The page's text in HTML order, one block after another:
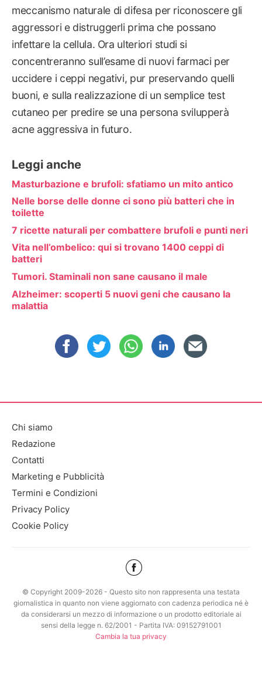
meccanismo naturale di difesa per riconoscere gli
aggressori e distruggerli prima che possano
infettare la cellula. Ora ulteriori studi si
concentreranno sull’esame di nuovi farmaci per
uccidere i ceppi negativi, pur preservando quelli
buoni, e sulla realizzazione di un semplice test
cutaneo per predire se una persona svilupperà
acne aggressiva in futuro.
Leggi anche
Masturbazione e brufoli: sfatiamo un mito antico
Nelle borse delle donne ci sono più batteri che in
toilette
7 ricette naturali per combattere brufoli e punti neri
Vita nell’ombelico: qui si trovano 1400 ceppi di
batteri
Tumori. Staminali non sane causano il male
Alzheimer: scoperti 5 nuovi geni che causano la
malattia
Chi siamo
Redazione
Contatti
Marketing e Pubblicità
Termini e Condizioni
Privacy Policy
Cookie Policy
© Copyright 2009-2026 - Questo sito non rappresenta una testata
giornalistica in quanto non viene aggiornato con cadenza periodica né è
da considerarsi un mezzo di informazione o un prodotto editoriale ai
sensi della legge n. 62/2001 - Partita IVA: 09152791001
Cambia la tua privacy